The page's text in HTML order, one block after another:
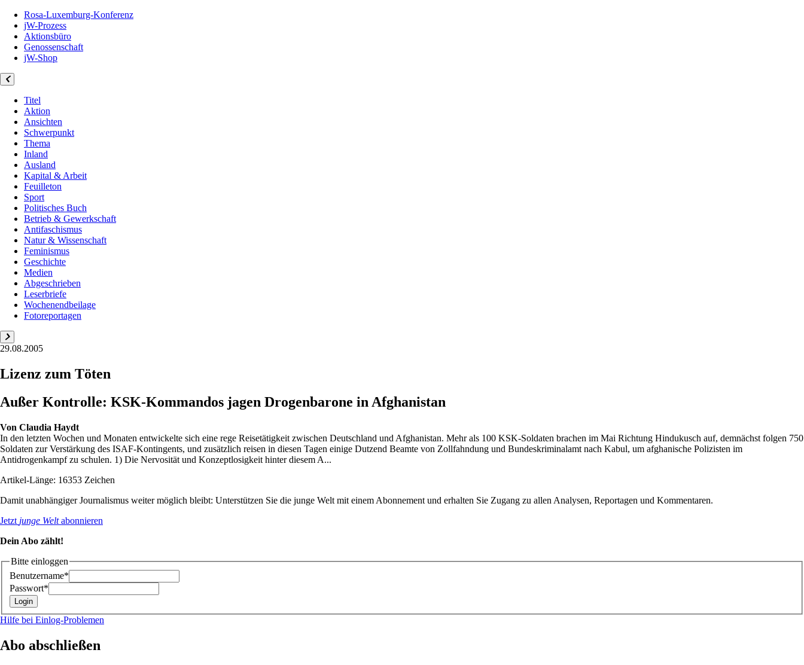
Rosa-Luxemburg-Konferenz
jW-Prozess
Aktionsbüro
Genossenschaft
jW-Shop
Titel
Aktion
Ansichten
Schwerpunkt
Thema
Inland
Ausland
Kapital & Arbeit
Feuilleton
Sport
Politisches Buch
Betrieb & Gewerkschaft
Antifaschismus
Natur & Wissenschaft
Feminismus
Geschichte
Medien
Abgeschrieben
Leserbriefe
Wochenendbeilage
Fotoreportagen
29.08.2005
Lizenz zum Töten
Außer Kontrolle: KSK-Kommandos jagen Drogenbarone in Afghanistan
Von Claudia Haydt
In den letzten Wochen und Monaten entwickelte sich eine rege Reisetätigkeit zwischen Deutschland und Afghanistan. Mehr als 100 KSK-Soldaten brachen im Mai Richtung Hindukusch auf, demnächst folgen 750
Soldaten zur Verstärkung des ISAF-Kontingents, und zusätzlich reisen in diesen Tagen einige Dutzend Beamte von Zollfahndung und Bundeskriminalamt nach Kabul, um afghanische Polizisten im
Antidrogenkampf zu schulen. 1) Die Nervosität und Konzeptlosigkeit hinter diesem A...
Artikel-Länge: 16353 Zeichen
Damit unabhängiger Journalismus weiter möglich bleibt: Unterstützen Sie die junge Welt mit einem Abonnement und erhalten Sie Zugang zu allen Analysen, Reportagen und Kommentaren.
Jetzt junge Weltabonnieren
Dein Abo zählt!
Bitte einloggen
Benutzername*
Passwort*
Hilfe bei Einlog-Problemen
Abo abschließen